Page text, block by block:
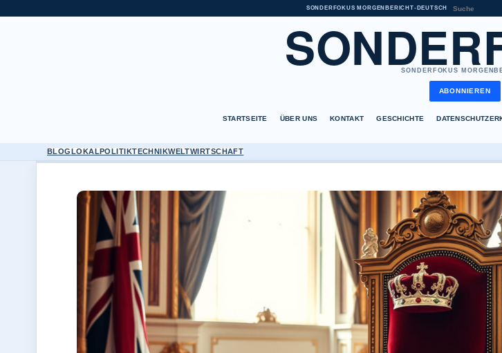
SONDERFOKUS MORGENBERICHT• DEUTSCH
SONDERFOKUS
ABONNIEREN
STARTSEITE ÜBER UNS KONTAKT GESCHICHTE
BLOGLOKALPOLITIKTECHNIKWELTWIRTSCHAFT